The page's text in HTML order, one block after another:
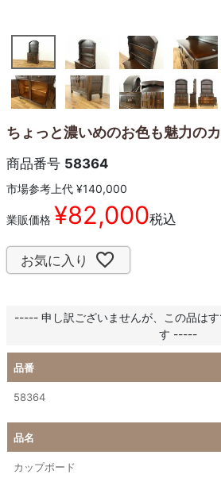
ちょっと濃いめのお色も魅力の
商品番号 58364
市場参考上代 ¥140,000
業販価格 ¥82,000税込
お気に入り
----- 申し訳ございませんが、この品は
す -----
品番
58364
品名
カップボード